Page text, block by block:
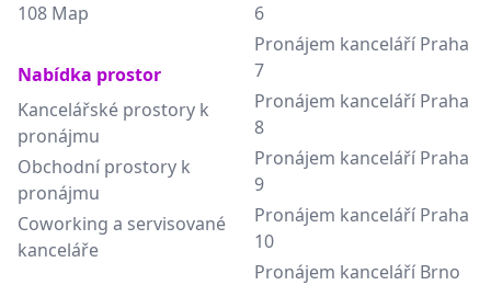
108 Map
Nabídka prostor
Kancelářské prostory k
pronájmu
Obchodní prostory k
pronájmu
Coworking a servisované
kanceláře
6
Pronájem kanceláří Praha
7
Pronájem kanceláří Praha
8
Pronájem kanceláří Praha
9
Pronájem kanceláří Praha
10
Pronájem kanceláří Brno